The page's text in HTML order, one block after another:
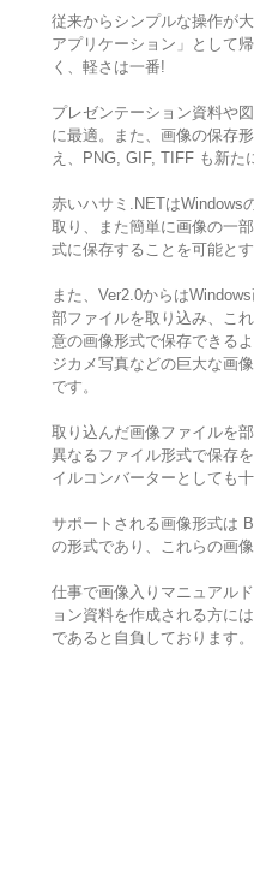
従来からシンプルな操作が
アプリケーション」として
く、軽さは一番!
プレゼンテーション資料や
に最適。また、画像の保存
え、PNG, GIF, TIFF も新た
赤いハサミ.NETはWindows
取り、また簡単に画像の一
式に保存することを可能と
また、Ver2.0からは
部ファイルを取り込み、こ
意の画像形式で保存できる
ジカメ写真などの巨大な画
です。
取り込んだ画像ファイルを
異なるファイル形式で保存
イルコンバーターとしても
サポートされる画像形式は
の形式であり、これらの画
仕事で画像入りマニュアル
ョン資料を作成される方に
であると自負しております。